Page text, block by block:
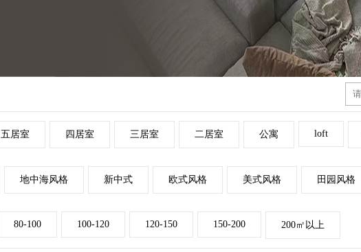
五居室 四居室 三居室 二居室 公寓 loft
地中海风格 新中式 欧式风格 美式风格 田园风格
80-100 100-120 120-150 150-200 200㎡以上